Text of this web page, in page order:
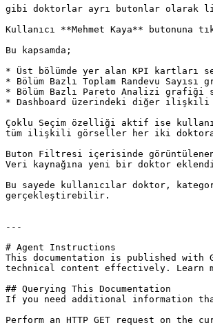
gibi doktorlar ayrı butonlar olarak
Kullanıcı **Mehmet Kaya**
Bu kapsamda;
* Üst bölümde yer alan KPI
* Bölüm Bazlı Toplam Randevu
* Bölüm Bazlı Pareto Analizi grafiği
* Dashboard üzerindeki diğer ilişkili
Çoklu Seçim özelliği aktif ise
tüm ilişkili görseller her iki
Buton Filtresi içerisinde
Veri kaynağına yeni bir doktor
Bu sayede kullanıcılar doktor,
gerçekleştirebilir.
---
# Agent Instructions
This documentation is published with
technical content effectively. Learn
## Querying This Documentation
If you need additional information
Perform an HTTP GET request on the